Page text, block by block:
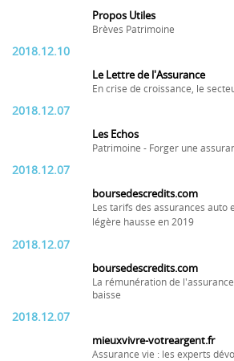
Propos Utiles
Brèves Patrimoine
2018.12.10
Le Lettre de l'Assurance
En crise de croissance, le
2018.12.07
Les Echos
Patrimoine - Forger une
2018.12.07
boursedescredits.com
Les tarifs des assurances auto
légère hausse en 2019
2018.12.07
boursedescredits.com
La rémunération de
baisse
2018.12.07
mieuxvivre-votreargent.fr
Assurance vie : les experts